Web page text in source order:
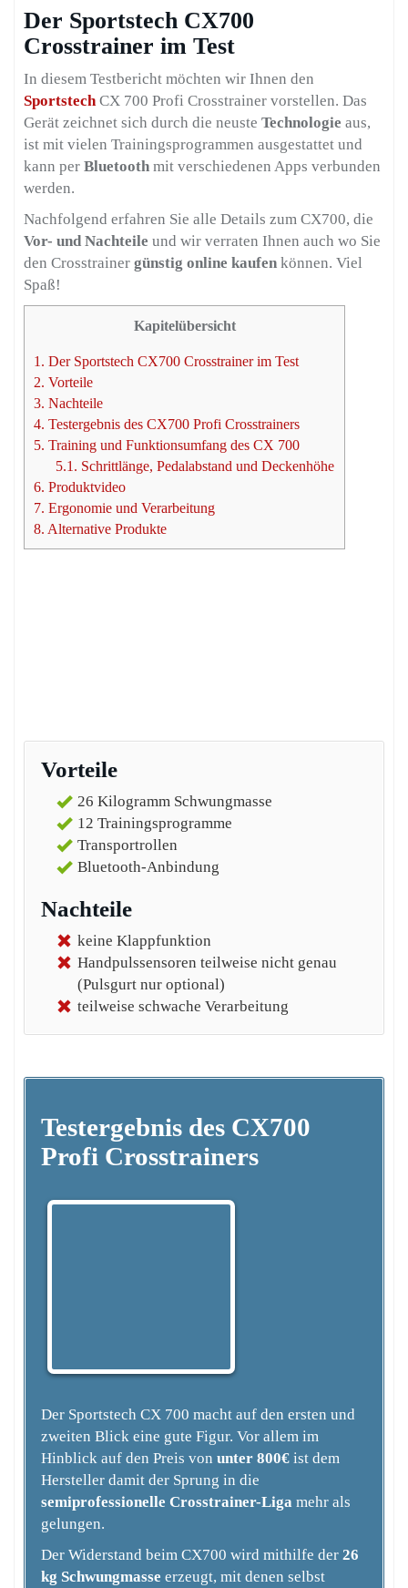
Der Sportstech CX700
Crosstrainer im Test
In diesem Testbericht möchten wir Ihnen den
Sportstech CX 700 Profi Crosstrainer vorstellen. Das
Gerät zeichnet sich durch die neuste Technologie aus,
ist mit vielen Trainingsprogrammen ausgestattet und
kann per Bluetooth mit verschiedenen Apps verbunden
werden.
Nachfolgend erfahren Sie alle Details zum CX700, die
Vor- und Nachteile und wir verraten Ihnen auch wo Sie
den Crosstrainer günstig online kaufen können. Viel
Spaß!
Kapitelübersicht
1. Der Sportstech CX700 Crosstrainer im Test
2. Vorteile
3. Nachteile
4. Testergebnis des CX700 Profi Crosstrainers
5. Training und Funktionsumfang des CX 700
5.1. Schrittlänge, Pedalabstand und Deckenhöhe
6. Produktvideo
7. Ergonomie und Verarbeitung
8. Alternative Produkte
Vorteile
26 Kilogramm Schwungmasse
12 Trainingsprogramme
Transportrollen
Bluetooth-Anbindung
Nachteile
keine Klappfunktion
Handpulssensoren teilweise nicht genau
(Pulsgurt nur optional)
teilweise schwache Verarbeitung
Testergebnis des CX700
Profi Crosstrainers
Der Sportstech CX 700 macht auf den ersten und
zweiten Blick eine gute Figur. Vor allem im
Hinblick auf den Preis von unter 800€ ist dem
Hersteller damit der Sprung in die
semiprofessionelle Crosstrainer-Liga mehr als
gelungen.
Der Widerstand beim CX700 wird mithilfe der 26
kg Schwungmasse erzeugt, mit denen selbst